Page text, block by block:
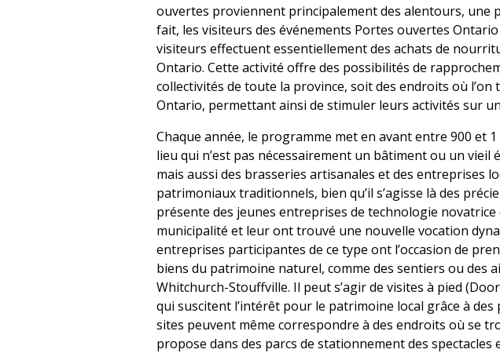
ouvertes proviennent principalement des alentours,
fait, les visiteurs des événements Portes ouvertes
visiteurs effectuent essentiellement des achats de
Ontario. Cette activité offre des possibilités de
collectivités de toute la province, soit des endroits où
Ontario, permettant ainsi de stimuler leurs activités sur
Chaque année, le programme met en avant entre 900 et
lieu qui n’est pas nécessairement un bâtiment ou un
mais aussi des brasseries artisanales et des entreprises
patrimoniaux traditionnels, bien qu’il s’agisse là des
présente des jeunes entreprises de technologie
municipalité et leur ont trouvé une nouvelle vocation
entreprises participantes de ce type ont l’occasion de
biens du patrimoine naturel, comme des sentiers ou des
Whitchurch-Stouffville. Il peut s’agir de visites à pied
qui suscitent l’intérêt pour le patrimoine local grâce à
sites peuvent même correspondre à des endroits où se
propose dans des parcs de stationnement des